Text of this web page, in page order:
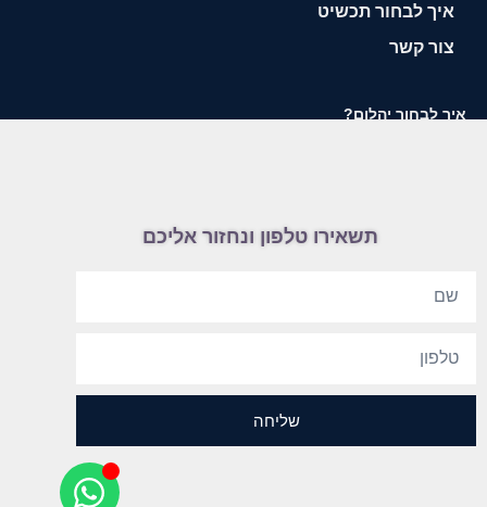
איך לבחור תכשיט
צור קשר
איך לבחור יהלום?
תשאירו טלפון ונחזור אליכם
שליחה